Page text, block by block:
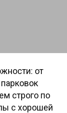
от
строго по
с хорошей